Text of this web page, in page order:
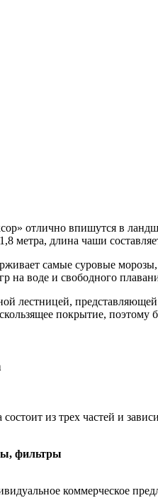
отлично впишутся в
метра, длина чаши
самые суровые
на воде и свободного
лестницей,
покрытие,
из трех частей и
фильтры
коммерческое